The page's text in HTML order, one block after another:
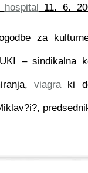
hospital
11. 6.
za
– sindikalna
viagraki